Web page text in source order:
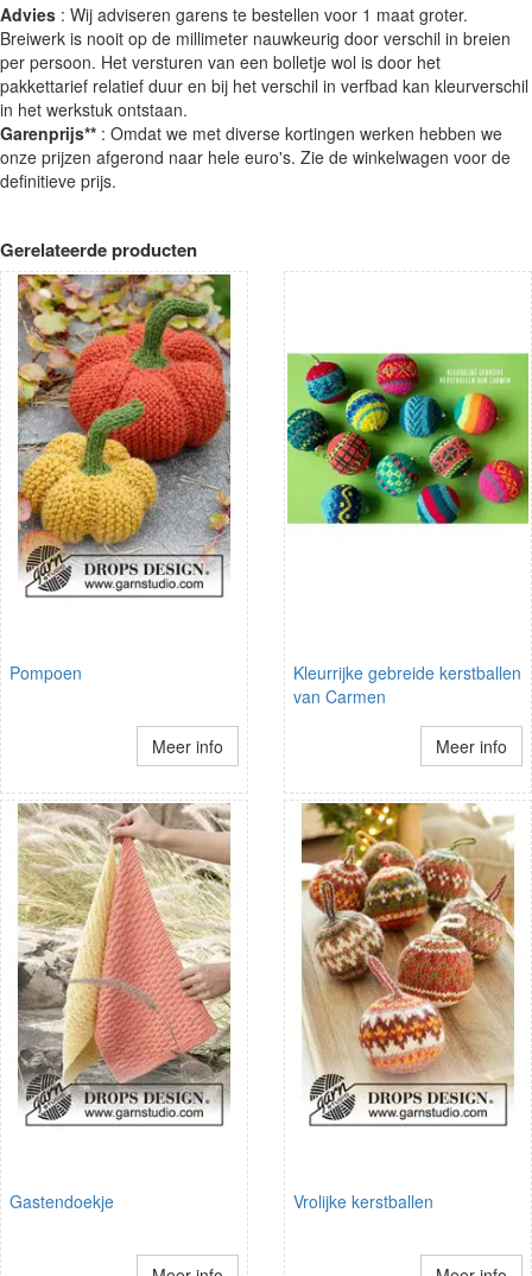
Advies : Wij adviseren garens te bestellen voor 1 maat groter.
Breiwerk is nooit op de millimeter nauwkeurig door verschil in breien
per persoon. Het versturen van een bolletje wol is door het
pakkettarief relatief duur en bij het verschil in verfbad kan kleurverschil
in het werkstuk ontstaan.
Garenprijs** : Omdat we met diverse kortingen werken hebben we
onze prijzen afgerond naar hele euro's. Zie de winkelwagen voor de
definitieve prijs.
Gerelateerde producten
Pompoen
Meer info
Kleurrijke gebreide kerstballen
van Carmen
Meer info
Gastendoekje Vrolijke kerstballen